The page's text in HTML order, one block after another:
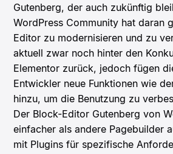
Gutenberg, der auch zukünftig
WordPress Community hat daran
Editor zu modernisieren und zu
aktuell zwar noch hinter den
Elementor zurück, jedoch fügen
Entwickler neue Funktionen wie
hinzu, um die Benutzung zu
Der Block-Editor Gutenberg von
einfacher als andere Pagebuilder
mit Plugins für spezifische